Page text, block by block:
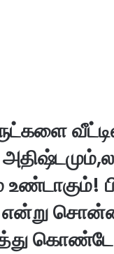
உண்டாகும்!
கொண்டே